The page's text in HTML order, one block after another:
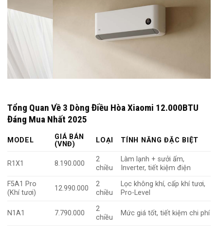
Tổng Quan Về 3 Dòng Điều Hòa Xiaomi 12.000BTU
Đáng Mua Nhất 2025
MODEL
GIÁ BÁN
(VNĐ)
LOẠI TÍNH NĂNG ĐẶC BIỆT
R1X1 8.190.000
2
chiều
Làm lạnh + sưởi ấm,
Inverter, tiết kiệm điện
F5A1 Pro
(Khí tươi)
12.990.000
2
chiều
Lọc không khí, cấp khí tươi,
Pro-Level
N1A1 7.790.000
2
chiều
Mức giá tốt, tiết kiệm chi phí